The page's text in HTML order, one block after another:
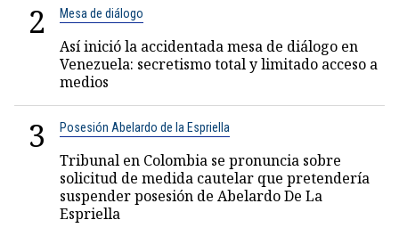
2 Mesa de diálogo
Así inició la accidentada mesa de diálogo en
Venezuela: secretismo total y limitado acceso a
medios
3 Posesión Abelardo de la Espriella
Tribunal en Colombia se pronuncia sobre
solicitud de medida cautelar que pretendería
suspender posesión de Abelardo De La
Espriella